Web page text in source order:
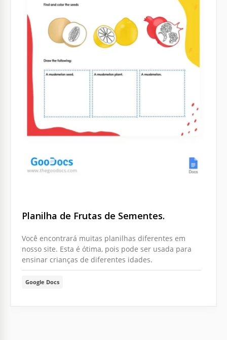
Planilha de Frutas de Sementes.
Você encontrará muitas planilhas diferentes em
nosso site. Esta é ótima, pois pode ser usada para
ensinar crianças de diferentes idades.
Google Docs